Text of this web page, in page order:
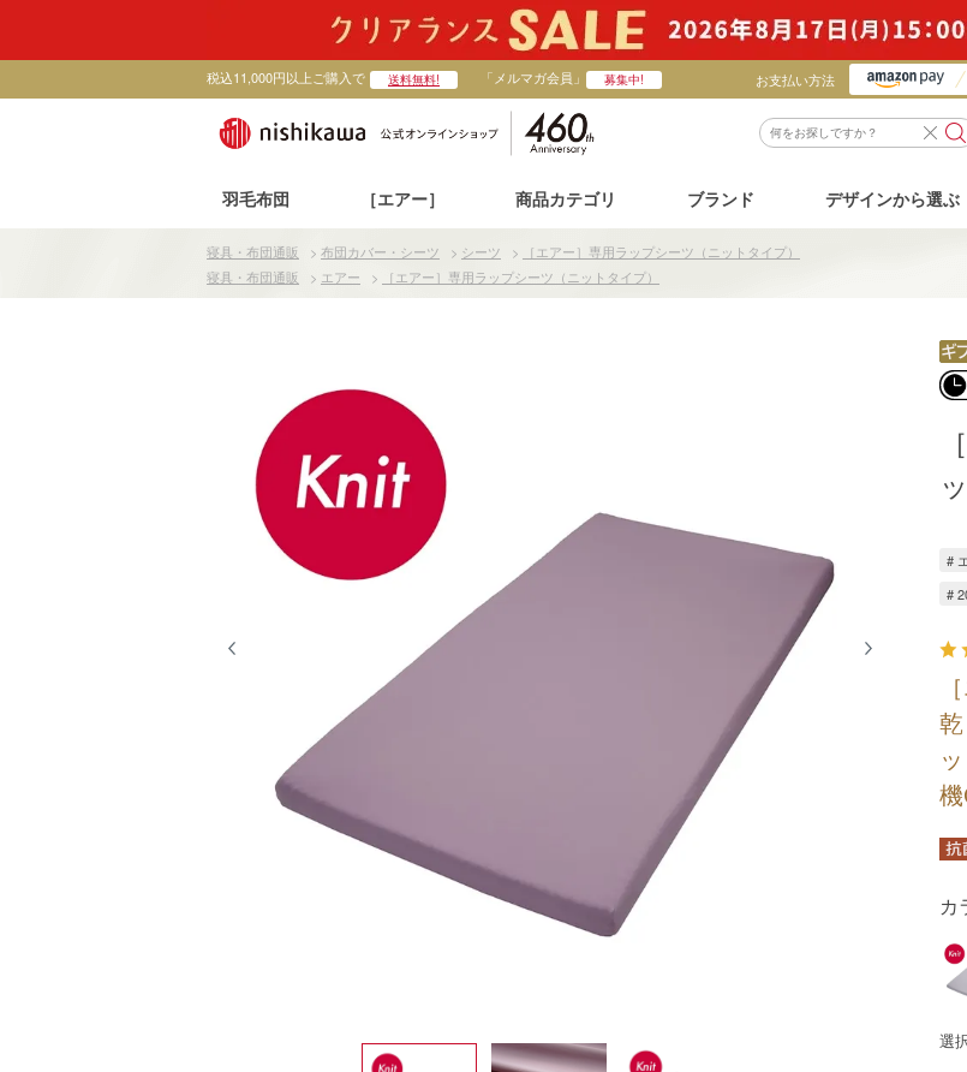
税込11,000円以上ご購入で 送料無料! 「メルマガ会員」 募集中! お支払い方法
羽毛布団 ［エアー］ 商品カテゴリ ブランド デザインから選ぶ
寝具・布団通販 > 布団カバー・シーツ > シーツ >
［エアー］専用ラップシーツ（ニットタイプ）
寝具・布団通販
> エアー > ［エアー］専用ラップシーツ（ニットタイプ）
#
#
カ
選